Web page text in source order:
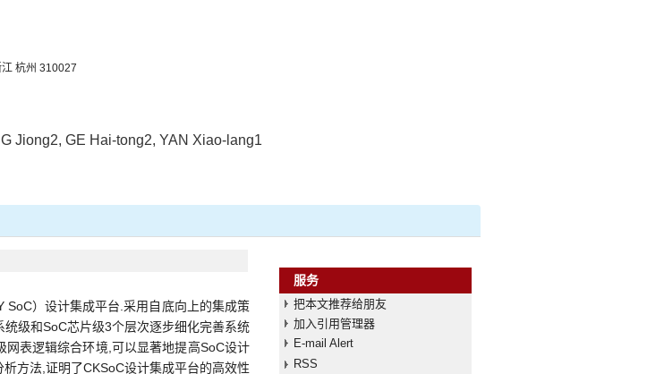
杭州 310027
Jiong2, GE Hai-tong2, YAN Xiao-lang1
SoC）设计集成平台.采用自底向上的集成策
级和SoC芯片级3个层次逐步细化完善系统
表逻辑综合环境,可以显著地提高SoC设计
方法,证明了CKSoC设计集成平台的高效性
服务
把本文推荐给朋友
加入引用管理器
E-mail Alert
RSS